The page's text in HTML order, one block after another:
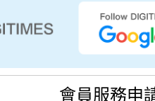
會員服務申